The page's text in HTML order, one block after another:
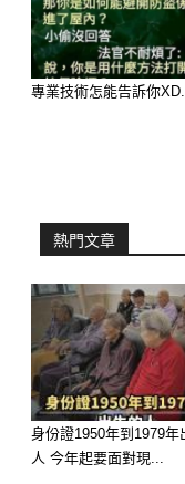
大師吸財指
變得異常清
強的長輩、
緊，升職加
的人！
專業技術怎能告訴你XD...
熱門文章
身份證1950年到1979年
人 今年起要面對現...